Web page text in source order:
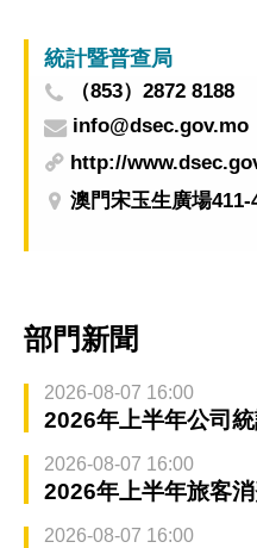
統計暨普查局
（853）2872 8188
info@dsec.gov.mo
http://
澳門宋玉生廣場
部門新聞
2026-08-07 16:00
2026年上半年公司
2026-08-07 16:00
2026年上半年旅客
2026-08-07 16:00